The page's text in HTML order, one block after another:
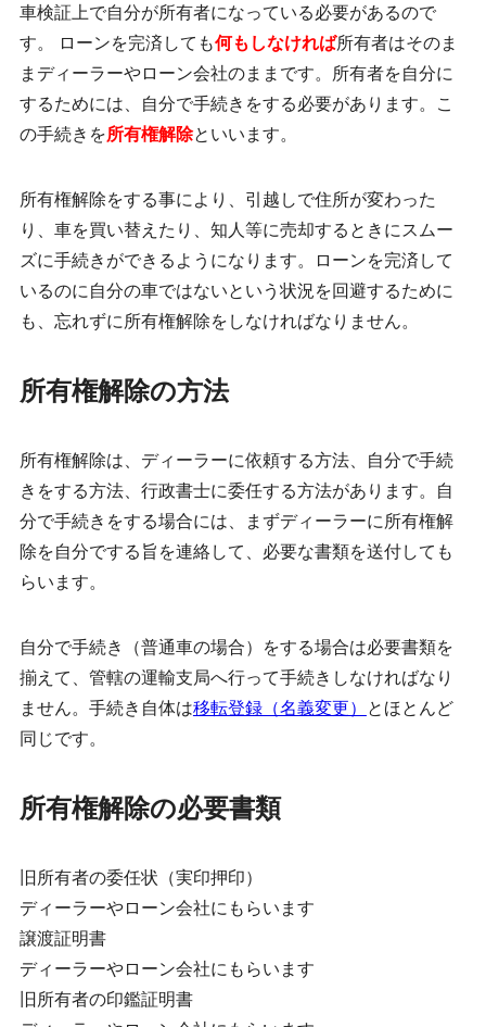
車検証上で自分が所有者になっている必要があるので
す。
ローンを完済しても何もしなければ所有者はそのま
まディーラーやローン会社のままです。所有者を自分に
するためには、
自分で手続きをする必要があります。
こ
の手続きを所有権解除といいます。
所有権解除をする事により、引越しで住所が変わった
り、車を買い替えたり、知人等に売却するときにスムー
ズに手続きができるようになります。ローンを完済して
いるのに自分の車ではないという状況を回避するために
も、忘れずに所有権解除をしなければなりません。
所有権解除の方法
所有権解除は、ディーラーに依頼する方法、自分で手続
きをする方法、行政書士に委任する方法があります。自
分で手続きをする場合には、まずディーラーに所有権解
除を自分でする旨を連絡して、必要な書類を送付しても
らいます。
自分で手続き（普通車の場合）をする場合は必要書類を
揃えて、管轄の運輸支局へ行って手続きしなければなり
ません。手続き自体は移転登録（名義変更）
とほとんど
同じです。
所有権解除の必要書類
旧所有者の委任状（実印押印）
ディーラーやローン会社にもらいます
譲渡証明書
ディーラーやローン会社にもらいます
旧所有者の印鑑証明書